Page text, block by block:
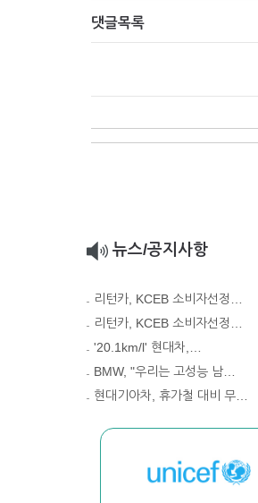
댓글목록
뉴스/공지사항
리턴카, KCEB 소비자선정…
리턴카, KCEB 소비자선정…
'20.1km/l' 현대차,…
BMW, "우리는 고성능 남…
현대기아차, 휴가철 대비 무…